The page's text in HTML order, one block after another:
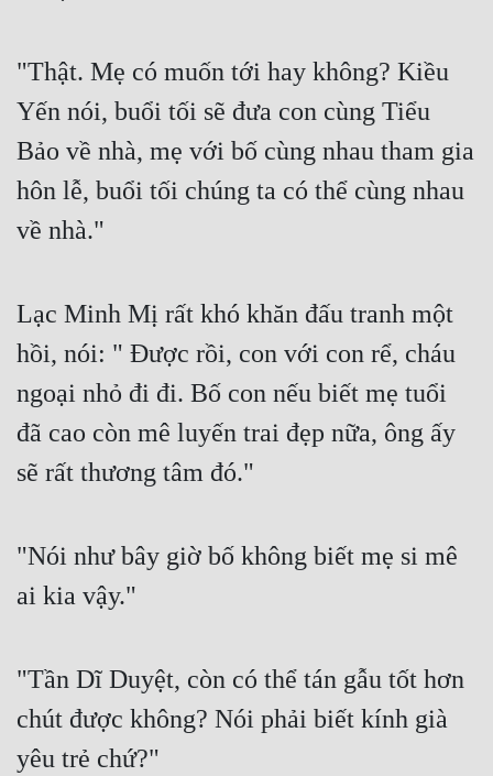
"Thật. Mẹ có muốn tới hay không? Kiều
Yến nói, buổi tối sẽ đưa con cùng Tiểu
Bảo về nhà, mẹ với bố cùng nhau tham gia
hôn lễ, buổi tối chúng ta có thể cùng nhau
về nhà."
Lạc Minh Mị rất khó khăn đấu tranh một
hồi, nói: " Được rồi, con với con rể, cháu
ngoại nhỏ đi đi. Bố con nếu biết mẹ tuổi
đã cao còn mê luyến trai đẹp nữa, ông ấy
sẽ rất thương tâm đó."
"Nói như bây giờ bố không biết mẹ si mê
ai kia vậy."
"Tần Dĩ Duyệt, còn có thể tán gẫu tốt hơn
chút được không? Nói phải biết kính già
yêu trẻ chứ?"